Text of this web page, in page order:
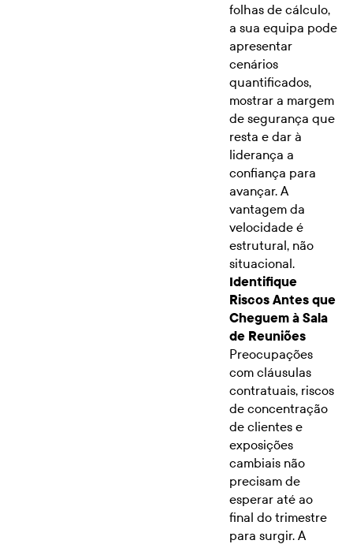
folhas de cálculo,
a sua equipa pode
apresentar
cenários
quantificados,
mostrar a margem
de segurança que
resta e dar à
liderança a
confiança para
avançar. A
vantagem da
velocidade é
estrutural, não
situacional.
Identifique
Riscos Antes que
Cheguem à Sala
de Reuniões
Preocupações
com cláusulas
contratuais, riscos
de concentração
de clientes e
exposições
cambiais não
precisam de
esperar até ao
final do trimestre
para surgir. A